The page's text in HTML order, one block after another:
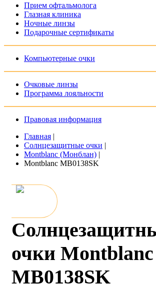
Прием офтальмолога
Глазная клиника
Ночные линзы
Подарочные сертификаты
Компьютерные очки
Очковые линзы
Программа лояльности
Правовая информация
Главная |
Солнцезащитные очки |
Montblanc (Монблан) |
Montblanc MB0138SK
очки Montblanc
MB0138SK